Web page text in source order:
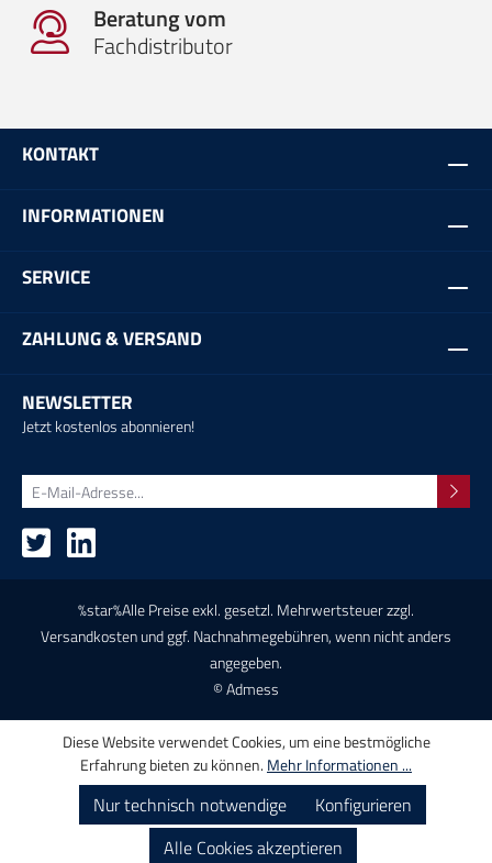
Beratung vom
Fachdistributor
KONTAKT
INFORMATIONEN
SERVICE
ZAHLUNG & VERSAND
NEWSLETTER
Jetzt kostenlos abonnieren!
%star%Alle Preise exkl. gesetzl. Mehrwertsteuer zzgl.
Versandkostenund ggf. Nachnahmegebühren, wenn nicht anders
angegeben.
© Admess
Diese Website verwendet Cookies, um eine bestmögliche
Erfahrung bieten zu können. Mehr Informationen ...
Nur technisch notwendige
Konfigurieren
Alle Cookies akzeptieren